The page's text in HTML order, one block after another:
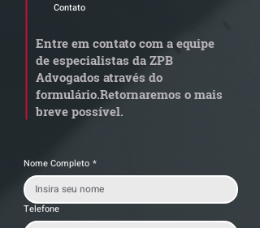
Quem arremata imóvel
dívida condominial
anterior?
Contato
Entre em contato com a equipe
de especialistas da ZPB
Advogados através do
formulário.Retornaremos o mais
breve possível.
Nome Completo *
Telefone